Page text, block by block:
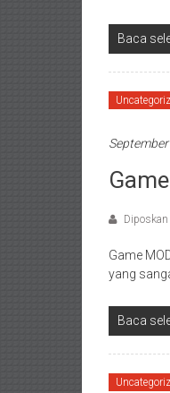
Baca
Diposkan
Game
yang
Baca